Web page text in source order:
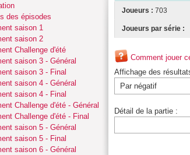
des épisodes
saison 1
saison 2
Challenge d'été
saison 3 - Général
saison 3 - Final
saison 4 - Général
saison 4 - Final
Challenge d'été - Général
Challenge d'été - Final
saison 5 - Général
saison 5 - Final
saison 6 - Général
Joueurs : 703
Joueurs par série :
Comment jouer
Affichage des
Détail de la partie :